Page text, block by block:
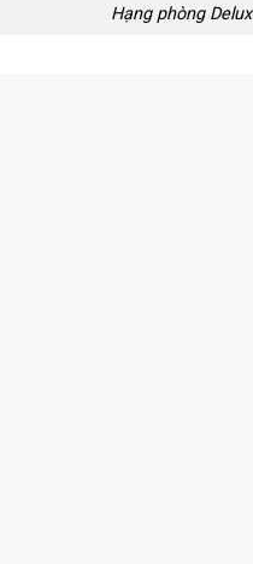
Hạng phòng